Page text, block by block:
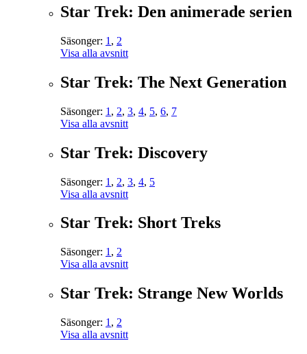
Star Trek: Den animerade serien
Säsonger: 1 , 2
Visa alla avsnitt
Star Trek: The Next Generation
Säsonger: 1 , 2, 3, 4, 5, 6, 7
Visa alla avsnitt
Star Trek: Discovery
Säsonger: 1 , 2, 3, 4, 5
Visa alla avsnitt
Star Trek: Short Treks
Säsonger: 1 , 2
Visa alla avsnitt
Star Trek: Strange New Worlds
Säsonger: 1 , 2
Visa alla avsnitt